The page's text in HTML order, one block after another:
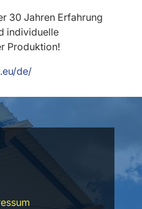
30 Jahren Erfahrung
individuelle
Produktion!
de/